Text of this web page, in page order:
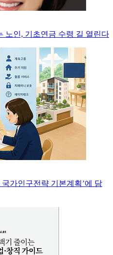
노인, 기초연금 수령 길 열린다
국가인구전략 기본계획’에 담